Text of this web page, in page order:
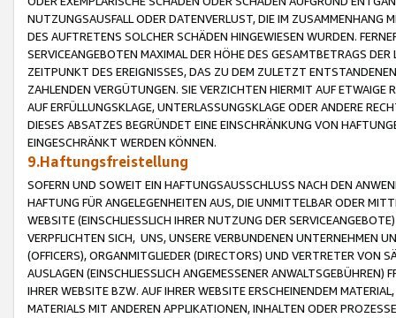
NUTZUNGSAUSFALL ODER DATENVERLUST, DIE IM ZUSAMMENHANG
DES AUFTRETENS SOLCHER SCHÄDEN HINGEWIESEN WURDEN.
SERVICEANGEBOTEN MAXIMAL DER HÖHE DES GESAMTBETRAGS
ZEITPUNKT DES EREIGNISSES, DAS ZU DEM ZULETZT
ZAHLENDEN VERGÜTUNGEN. SIE VERZICHTEN HIERMIT AUF
AUF ERFÜLLUNGSKLAGE, UNTERLASSUNGSKLAGE ODER ANDERE
DIESES ABSATZES BEGRÜNDET EINE EINSCHRÄNKUNG VON
EINGESCHRÄNKT WERDEN KÖNNEN.
9.Haftungsfreistellung
SOFERN UND SOWEIT EIN HAFTUNGSAUSSCHLUSS NACH DEN
HAFTUNG FÜR ANGELEGENHEITEN AUS, DIE UNMITTELBAR ODER
WEBSITE (EINSCHLIESSLICH IHRER NUTZUNG DER
VERPFLICHTEN SICH, UNS, UNSERE VERBUNDENEN UNTERNEHMEN
(OFFICERS), ORGANMITGLIEDER (DIRECTORS) UND VERTRETER VON
AUSLAGEN (EINSCHLIESSLICH ANGEMESSENER
IHRER WEBSITE BZW. AUF IHRER WEBSITE ERSCHEINENDEM
MATERIALS MIT ANDEREN APPLIKATIONEN, INHALTEN ODER